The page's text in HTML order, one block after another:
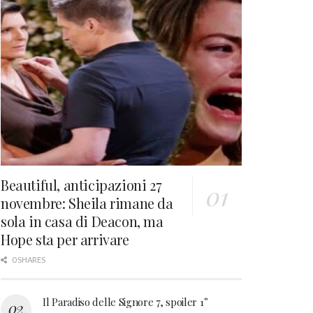
Beautiful, anticipazioni 27
novembre: Sheila rimane da
sola in casa di Deacon, ma
Hope sta per arrivare
0 SHARES
Il Paradiso delle Signore 7, spoiler 1°